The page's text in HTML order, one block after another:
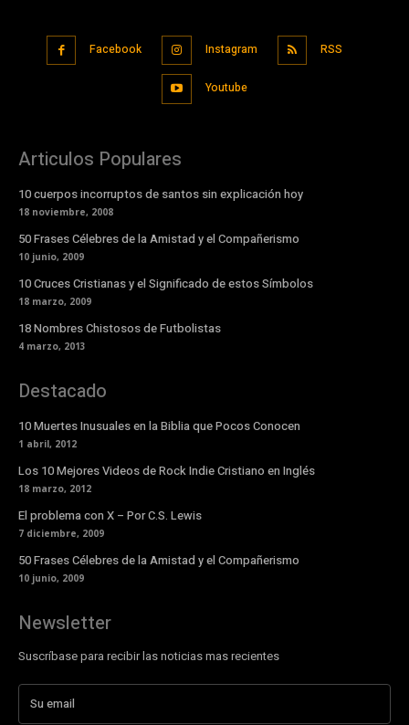
Facebook Instagram RSS
Youtube
Articulos Populares
10 cuerpos incorruptos de santos sin explicación hoy
18 noviembre, 2008
50 Frases Célebres de la Amistad y el Compañerismo
10 junio, 2009
10 Cruces Cristianas y el Significado de estos Símbolos
18 marzo, 2009
18 Nombres Chistosos de Futbolistas
4 marzo, 2013
Destacado
10 Muertes Inusuales en la Biblia que Pocos Conocen
1 abril, 2012
Los 10 Mejores Videos de Rock Indie Cristiano en Inglés
18 marzo, 2012
El problema con X – Por C.S. Lewis
7 diciembre, 2009
50 Frases Célebres de la Amistad y el Compañerismo
10 junio, 2009
Newsletter
Suscríbase para recibir las noticias mas recientes